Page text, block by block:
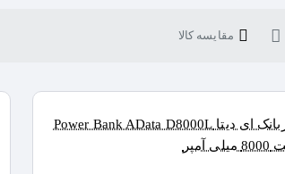
مقایسه کالا